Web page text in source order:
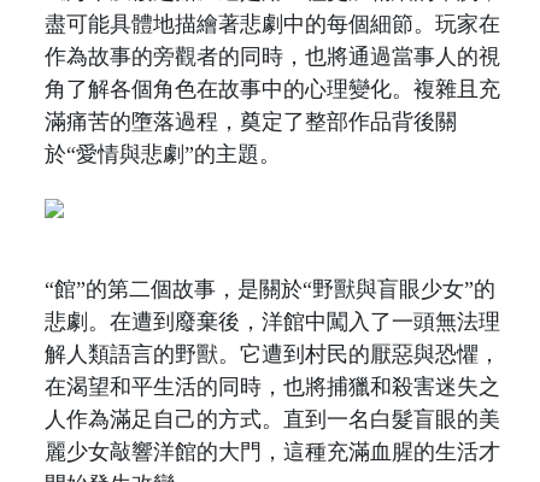
盡可能具體地描繪著悲劇中的每個細節。玩家在
作為故事的旁觀者的同時，也將通過當事人的視
角了解各個角色在故事中的心理變化。複雜且充
滿痛苦的墮落過程，奠定了整部作品背後關
於“愛情與悲劇”的主題。
“館”的第二個故事，是關於“野獸與盲眼少女”的
悲劇。在遭到廢棄後，洋館中闖入了一頭無法理
解人類語言的野獸。它遭到村民的厭惡與恐懼，
在渴望和平生活的同時，也將捕獵和殺害迷失之
人作為滿足自己的方式。直到一名白髮盲眼的美
麗少女敲響洋館的大門，這種充滿血腥的生活才